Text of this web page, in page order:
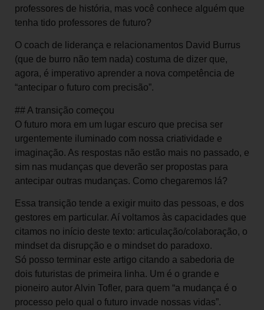
professores de história, mas você conhece alguém que
tenha tido professores de futuro?
O coach de liderança e relacionamentos David Burrus
(que de burro não tem nada) costuma de dizer que,
agora, é imperativo aprender a nova competência de
“antecipar o futuro com precisão”.
## A transição começou
O futuro mora em um lugar escuro que precisa ser
urgentemente iluminado com nossa criatividade e
imaginação. As respostas não estão mais no passado, e
sim nas mudanças que deverão ser propostas para
antecipar outras mudanças. Como chegaremos lá?
Essa transição tende a exigir muito das pessoas, e dos
gestores em particular. Aí voltamos às capacidades que
citamos no início deste texto: articulação/colaboração, o
mindset da disrupção e o mindset do paradoxo.
Só posso terminar este artigo citando a sabedoria de
dois futuristas de primeira linha. Um é o grande e
pioneiro autor Alvin Tofler, para quem “a mudança é o
processo pelo qual o futuro invade nossas vidas”.